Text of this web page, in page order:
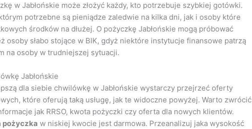
w Jabłońskie może złożyć każdy, kto potrzebuje szybkiej gotówki.
potrzebne są pieniądze zaledwie na kilka dni, jak i osoby które
środków na dłużej. O pożyczkę Jabłońskie mogą próbować
osoby słabo stojące w BIK, gdyż niektóre instytucje finansowe patrzą
na osoby w trudniejszej sytuacji.
Jabłońskie
dla siebie chwilówkę w Jabłońskie wystarczy przejrzeć oferty
które oferują taką usługę, jak te widoczne powyżej. Warto zwrócić
jak RRSO, kwota pożyczki czy oferta dla nowych klientów.
pożyczka w niskiej kwocie jest darmowa. Przeanalizuj jaka wysokość